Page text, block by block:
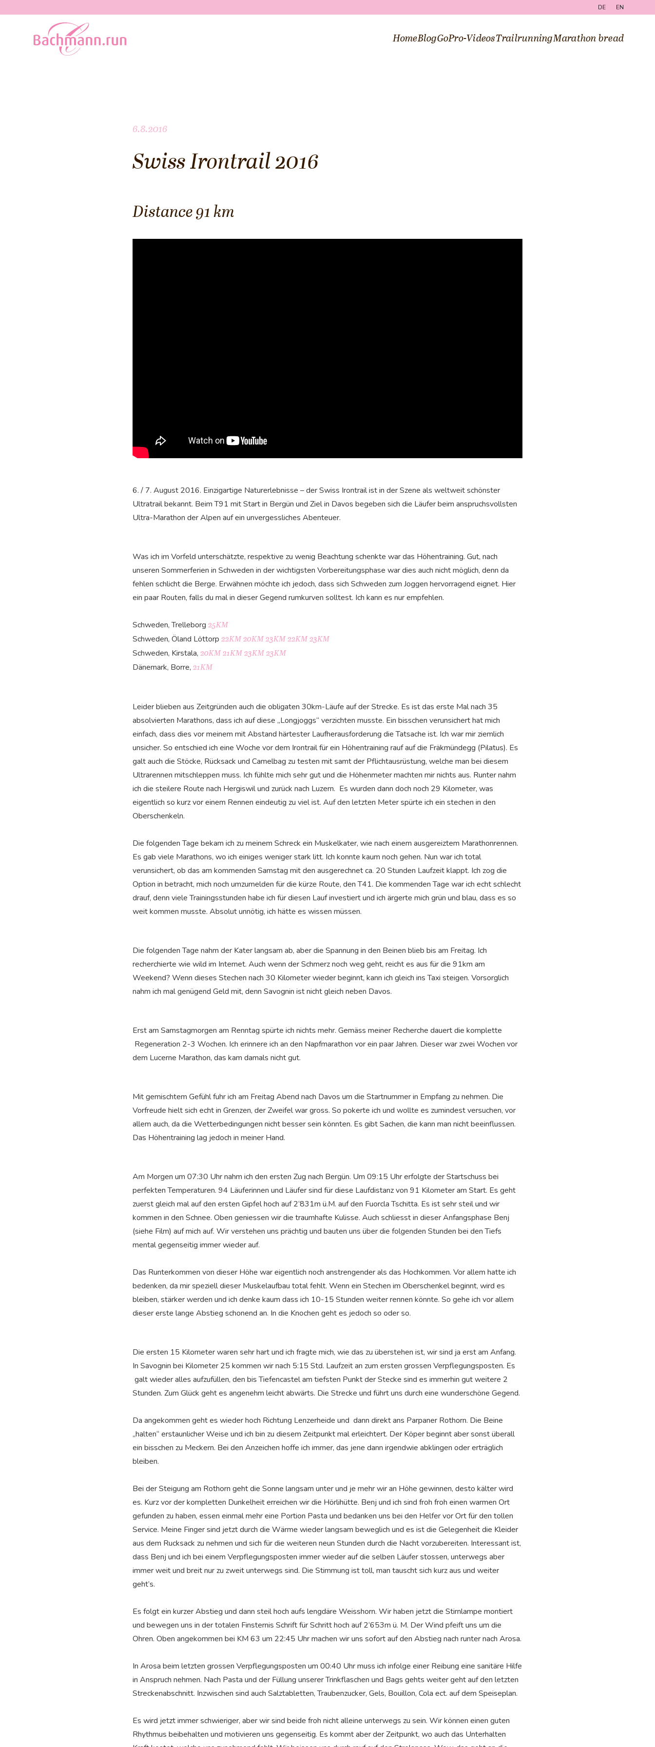
DE EN
HomeBlogGoPro-VideosTrailrunningMarathon bread
6.8.2016
Swiss Irontrail 2016
Distance 91 km
6. / 7. August 2016. Einzigartige Naturerlebnisse – der Swiss Irontrail ist in der Szene als weltweit schönster
Ultratrail bekannt. Beim T91 mit Start in Bergün und Ziel in Davos begeben sich die Läufer beim anspruchsvollsten
Ultra-Marathon der Alpen auf ein unvergessliches Abenteuer.
Was ich im Vorfeld unterschätzte, respektive zu wenig Beachtung schenkte war das Höhentraining. Gut, nach
unseren Sommerferien in Schweden in der wichtigsten Vorbereitungsphase war dies auch nicht möglich, denn da
fehlen schlicht die Berge. Erwähnen möchte ich jedoch, dass sich Schweden zum Joggen hervorragend eignet. Hier
ein paar Routen, falls du mal in dieser Gegend rumkurven solltest. Ich kann es nur empfehlen.
Schweden, Trelleborg 25KM
Schweden, Öland Löttorp 22KM 20KM 23KM 22KM 23KM
Schweden, Kirstala, 20KM 21KM 23KM 23KM
Dänemark, Borre, 21KM
Leider blieben aus Zeitgründen auch die obligaten 30km-Läufe auf der Strecke. Es ist das erste Mal nach 35
absolvierten Marathons, dass ich auf diese „Longjoggs“ verzichten musste. Ein bisschen verunsichert hat mich
einfach, dass dies vor meinem mit Abstand härtester Laufherausforderung die Tatsache ist. Ich war mir ziemlich
unsicher. So entschied ich eine Woche vor dem Irontrail für ein Höhentraining rauf auf die Fräkmündegg (Pilatus). Es
galt auch die Stöcke, Rücksack und Camelbag zu testen mit samt der Pflichtausrüstung, welche man bei diesem
Ultrarennen mitschleppen muss. Ich fühlte mich sehr gut und die Höhenmeter machten mir nichts aus. Runter nahm
ich die steilere Route nach Hergiswil und zurück nach Luzern. Es wurden dann doch noch 29 Kilometer, was
eigentlich so kurz vor einem Rennen eindeutig zu viel ist. Auf den letzten Meter spürte ich ein stechen in den
Oberschenkeln.
Die folgenden Tage bekam ich zu meinem Schreck ein Muskelkater, wie nach einem ausgereiztem Marathonrennen.
Es gab viele Marathons, wo ich einiges weniger stark litt. Ich konnte kaum noch gehen. Nun war ich total
verunsichert, ob das am kommenden Samstag mit den ausgerechnet ca. 20 Stunden Laufzeit klappt. Ich zog die
Option in betracht, mich noch umzumelden für die kürze Route, den T41. Die kommenden Tage war ich echt schlecht
drauf, denn viele Trainingsstunden habe ich für diesen Lauf investiert und ich ärgerte mich grün und blau, dass es so
weit kommen musste. Absolut unnötig, ich hätte es wissen müssen.
Die folgenden Tage nahm der Kater langsam ab, aber die Spannung in den Beinen blieb bis am Freitag. Ich
recherchierte wie wild im Internet. Auch wenn der Schmerz noch weg geht, reicht es aus für die 91km am
Weekend? Wenn dieses Stechen nach 30 Kilometer wieder beginnt, kann ich gleich ins Taxi steigen. Vorsorglich
nahm ich mal genügend Geld mit, denn Savognin ist nicht gleich neben Davos.
Erst am Samstagmorgen am Renntag spürte ich nichts mehr. Gemäss meiner Recherche dauert die komplette
Regeneration 2-3 Wochen. Ich erinnere ich an den Napfmarathon vor ein paar Jahren. Dieser war zwei Wochen vor
dem Lucerne Marathon, das kam damals nicht gut.
Mit gemischtem Gefühl fuhr ich am Freitag Abend nach Davos um die Startnummer in Empfang zu nehmen. Die
Vorfreude hielt sich echt in Grenzen, der Zweifel war gross. So pokerte ich und wollte es zumindest versuchen, vor
allem auch, da die Wetterbedingungen nicht besser sein könnten. Es gibt Sachen, die kann man nicht beeinflussen.
Das Höhentraining lag jedoch in meiner Hand.
Am Morgen um 07:30 Uhr nahm ich den ersten Zug nach Bergün. Um 09:15 Uhr erfolgte der Startschuss bei
perfekten Temperaturen. 94 Läuferinnen und Läufer sind für diese Laufdistanz von 91 Kilometer am Start. Es geht
zuerst gleich mal auf den ersten Gipfel hoch auf 2‘831m ü.M. auf den Fuorcla Tschitta. Es ist sehr steil und wir
kommen in den Schnee. Oben geniessen wir die traumhafte Kulisse. Auch schliesst in dieser Anfangsphase Benj
(siehe Film) auf mich auf. Wir verstehen uns prächtig und bauten uns über die folgenden Stunden bei den Tiefs
mental gegenseitig immer wieder auf.
Das Runterkommen von dieser Höhe war eigentlich noch anstrengender als das Hochkommen. Vor allem hatte ich
bedenken, da mir speziell dieser Muskelaufbau total fehlt. Wenn ein Stechen im Oberschenkel beginnt, wird es
bleiben, stärker werden und ich denke kaum dass ich 10-15 Stunden weiter rennen könnte. So gehe ich vor allem
dieser erste lange Abstieg schonend an. In die Knochen geht es jedoch so oder so.
Die ersten 15 Kilometer waren sehr hart und ich fragte mich, wie das zu überstehen ist, wir sind ja erst am Anfang.
In Savognin bei Kilometer 25 kommen wir nach 5:15 Std. Laufzeit an zum ersten grossen Verpflegungsposten. Es
galt wieder alles aufzufüllen, den bis Tiefencastel am tiefsten Punkt der Stecke sind es immerhin gut weitere 2
Stunden. Zum Glück geht es angenehm leicht abwärts. Die Strecke und führt uns durch eine wunderschöne Gegend.
Da angekommen geht es wieder hoch Richtung Lenzerheide und dann direkt ans Parpaner Rothorn. Die Beine
„halten“ erstaunlicher Weise und ich bin zu diesem Zeitpunkt mal erleichtert. Der Köper beginnt aber sonst überall
ein bisschen zu Meckern. Bei den Anzeichen hoffe ich immer, das jene dann irgendwie abklingen oder erträglich
bleiben.
Bei der Steigung am Rothorn geht die Sonne langsam unter und je mehr wir an Höhe gewinnen, desto kälter wird
es. Kurz vor der kompletten Dunkelheit erreichen wir die Hörlihütte. Benj und ich sind froh froh einen warmen Ort
gefunden zu haben, essen einmal mehr eine Portion Pasta und bedanken uns bei den Helfer vor Ort für den tollen
Service. Meine Finger sind jetzt durch die Wärme wieder langsam beweglich und es ist die Gelegenheit die Kleider
aus dem Rucksack zu nehmen und sich für die weiteren neun Stunden durch die Nacht vorzubereiten. Interessant ist,
dass Benj und ich bei einem Verpflegungsposten immer wieder auf die selben Läufer stossen, unterwegs aber
immer weit und breit nur zu zweit unterwegs sind. Die Stimmung ist toll, man tauscht sich kurz aus und weiter
geht’s.
Es folgt ein kurzer Abstieg und dann steil hoch aufs lengdäre Weisshorn. Wir haben jetzt die Stirnlampe montiert
und bewegen uns in der totalen Finsternis Schrift für Schritt hoch auf 2‘653m ü. M. Der Wind pfeift uns um die
Ohren. Oben angekommen bei KM 63 um 22:45 Uhr machen wir uns sofort auf den Abstieg nach runter nach Arosa.
In Arosa beim letzten grossen Verpflegungsposten um 00:40 Uhr muss ich infolge einer Reibung eine sanitäre Hilfe
in Anspruch nehmen. Nach Pasta und der Füllung unserer Trinkflaschen und Bags gehts weiter geht auf den letzten
Streckenabschnitt. Inzwischen sind auch Salztabletten, Traubenzucker, Gels, Bouillon, Cola ect. auf dem Speiseplan.
Es wird jetzt immer schwieriger, aber wir sind beide froh nicht alleine unterwegs zu sein. Wir können einen guten
Rhythmus beibehalten und motivieren uns gegenseitig. Es kommt aber der Zeitpunkt, wo auch das Unterhalten